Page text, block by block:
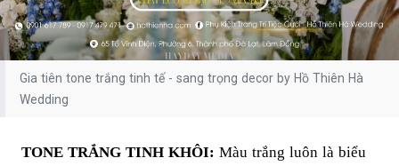
Gia tiên tone trắng tinh tế - sang trọng decor by Hồ Thiên Hà
Wedding
TONE TRẮNG TINH KHÔI: Màu trắng luôn là biểu